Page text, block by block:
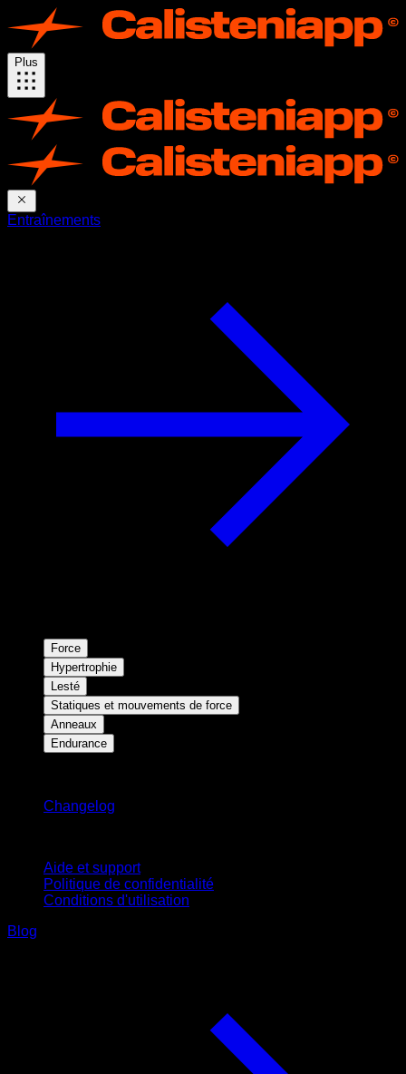
Plus
Entraînements
Force
Hypertrophie
Lesté
Statiques et mouvements de force
Anneaux
Endurance
Changelog
Aide et support
Politique de confidentialité
Conditions d'utilisation
Blog